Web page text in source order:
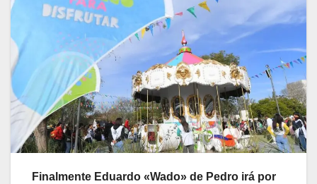
Finalmente Eduardo «Wado» de Pedro irá por